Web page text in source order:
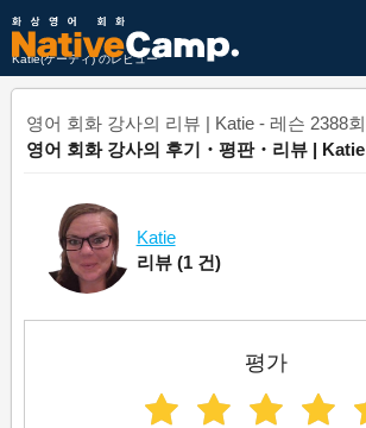
Katie(ケーティ) のレビュー
영어 회화 강사의 리뷰 | Katie - 레슨 2388회
영어 회화 강사의 후기・평판・리뷰 | Katie
Katie
리뷰 (1 건)
평가